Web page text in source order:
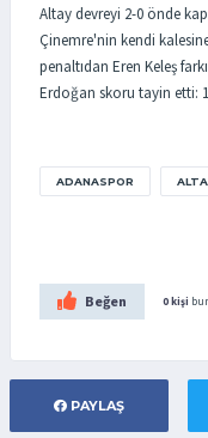
Altay devreyi 2-0 önde
Çinemre'nin kendi
penaltıdan Eren Keleş
Erdoğan skoru tayin etti:
ADANASPOR
Beğen 0 kişi
PAYLAŞ